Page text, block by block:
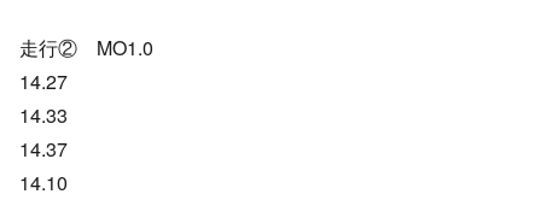
走行② MO1.0
14.27
14.33
14.37
14.10